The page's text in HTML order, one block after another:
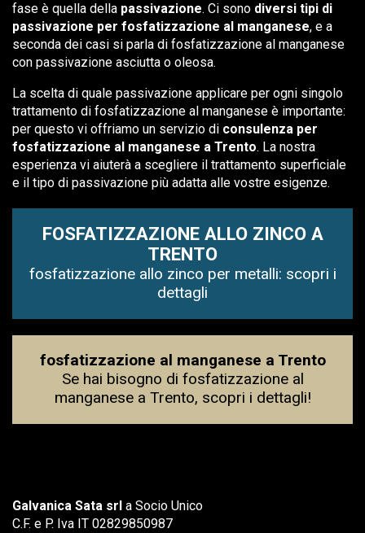
fase è quella della passivazione. Ci sono diversi tipi di
passivazione per fosfatizzazione al manganese, e a
seconda dei casi si parla di fosfatizzazione al manganese
con passivazione asciutta o oleosa.
La scelta di quale passivazione applicare per ogni singolo
trattamento di fosfatizzazione al manganese è importante:
per questo vi offriamo un servizio di consulenza per
fosfatizzazione al manganese a Trento. La nostra
esperienza vi aiuterà a scegliere il trattamento superficiale
e il tipo di passivazione più adatta alle vostre esigenze.
FOSFATIZZAZIONE ALLO ZINCO A
TRENTO
fosfatizzazione allo zinco per metalli: scopri i
dettagli
fosfatizzazione al manganese a Trento
Se hai bisogno di fosfatizzazione al
manganese a Trento, scopri i dettagli!
Galvanica Sata srl a Socio Unico
C.F. e P. Iva IT 02829850987